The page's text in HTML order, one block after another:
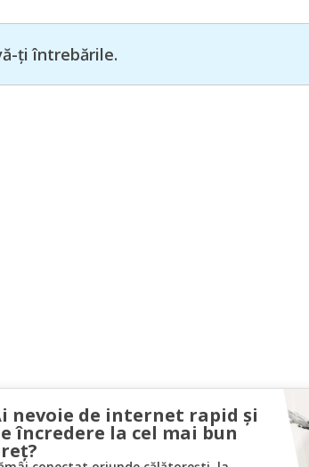
ți întrebările.
nevoie de internet rapid și
încredere la cel mai bun